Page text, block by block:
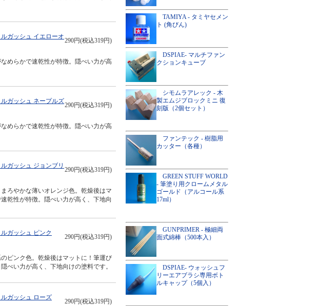
ガッシュ イエローオ
290円(税込319円)
めらかで速乾性が特徴。隠ぺい力が高
ガッシュ ネープルズ
290円(税込319円)
めらかで速乾性が特徴。隠ぺい力が高
ガッシュ ジョンブリ
290円(税込319円)
ろやかな薄いオレンジ色。乾燥後はマ
乾性が特徴。隠ぺい力が高く、下地向
ガッシュ ピンク
290円(税込319円)
ピンク色。乾燥後はマットに！筆運び
ぺい力が高く、下地向けの塗料です。
ガッシュ ローズ
290円(税込319円)
TAMIYA - タミヤセメン
ト (角びん)
DSPIAE- マルチファン
クションキューブ
シモムラアレック - 木
製エムジブロックミニ 復
刻版（2個セット）
ファンテック - 樹脂用
カッター（各種）
GREEN STUFF WORLD
- 筆塗り用クロームメタル
ゴールド（アルコール系
17ml）
GUNPRIMER - 極細両
面式綿棒（500本入）
DSPIAE- ウォッシュフ
リーエアブラシ専用ボト
ルキャップ（5個入）